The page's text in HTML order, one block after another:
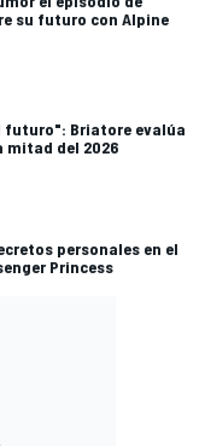
su futuro con Alpine
futuro": Briatore evalúa
mitad del 2026
personales en el
Princess